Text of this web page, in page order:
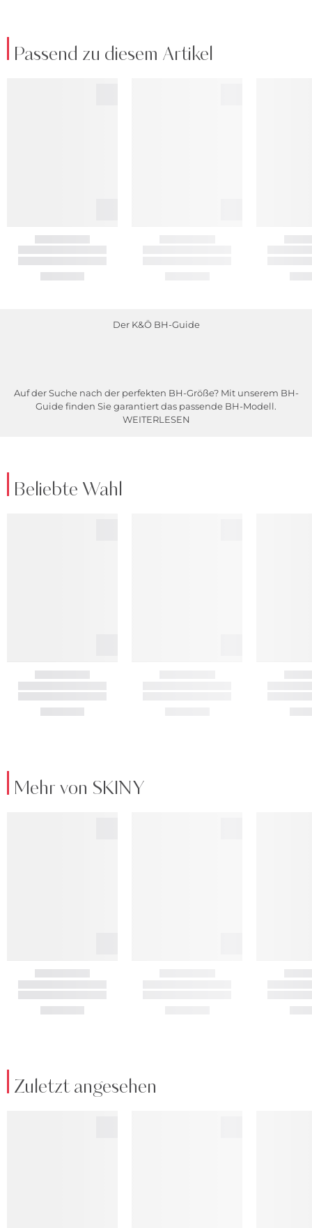
Passend zu diesem Artikel
Der K&Ö BH-Guide
Auf der Suche nach der perfekten BH-Größe? Mit unserem BH-
Guide finden Sie garantiert das passende BH-Modell.
WEITERLESEN
Beliebte Wahl
Mehr von SKINY
Zuletzt angesehen